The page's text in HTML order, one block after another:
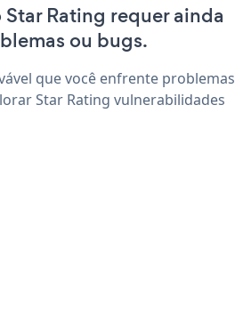
Rating requer ainda
ou bugs.
que você enfrente problemas
Star Rating vulnerabilidades